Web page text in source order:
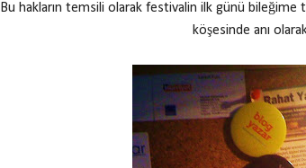
Bu hakların temsili olarak festivalin ilk günü bileğime
köşesinde anı